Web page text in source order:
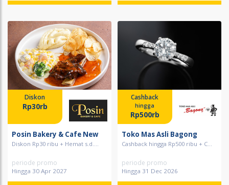
Diskon
Rp30rb
Posin Bakery & Cafe New
Diskon Rp30 ribu + Hemat s.d....
periode promo
Hingga 30 Apr 2027
Cashback
hingga
Rp500rb
Toko Mas Asli Bagong
Cashback hingga Rp500 ribu + C...
periode promo
Hingga 31 Dec 2026